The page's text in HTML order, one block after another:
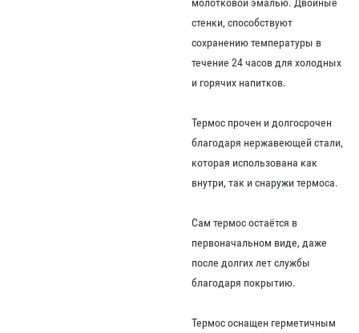
стенки, способствуют
сохранению температуры в
течение 24 часов для холодных
и горячих напитков.
Термос прочен и долгосрочен
благодаря нержавеющей стали,
которая использована как
внутри, так и снаружи термоса.
Сам термос остаётся в
первоначальном виде, даже
после долгих лет службы
благодаря покрытию.
Термос оснащен герметичным